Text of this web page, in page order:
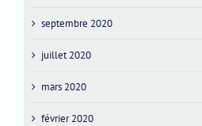
septembre 2020
juillet 2020
mars 2020
février 2020